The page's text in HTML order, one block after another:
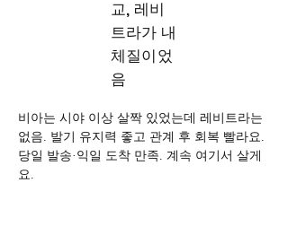
교, 레비
트라가 내
체질이었
음
비아는 시야 이상 살짝 있었는데 레비트라는
없음. 발기 유지력 좋고 관계 후 회복 빨라요.
당일 발송·익일 도착 만족. 계속 여기서 살게
요.